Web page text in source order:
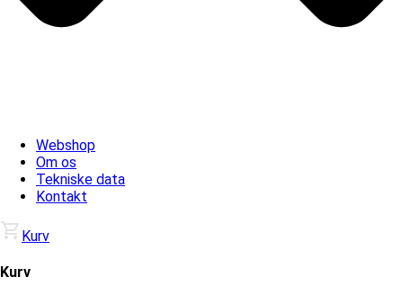
Webshop
Om os
Tekniske data
Kontakt
Kurv
Kurv